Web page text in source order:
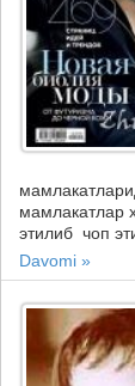
мамлакатлар
этилиб чоп
Davomi »